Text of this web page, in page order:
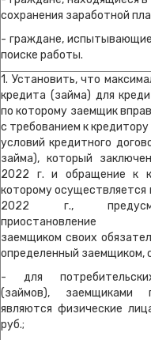
сохранения заработной
- граждане,
поиске работы.
1. Установить, что
кредита (займа) для
по которому заемщик
с требованием к
условий кредитного
займа), который
2022 г. и обращение к
которому осуществляется
2022 г.,
приостановление
заемщиком своих
определенный заемщиком,
- для
(займов), заемщиками
являются физические
руб.;